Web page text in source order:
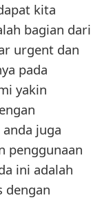
kita
bagian dari
urgent dan
pada
yakin
juga
penggunaan
ini adalah
dengan